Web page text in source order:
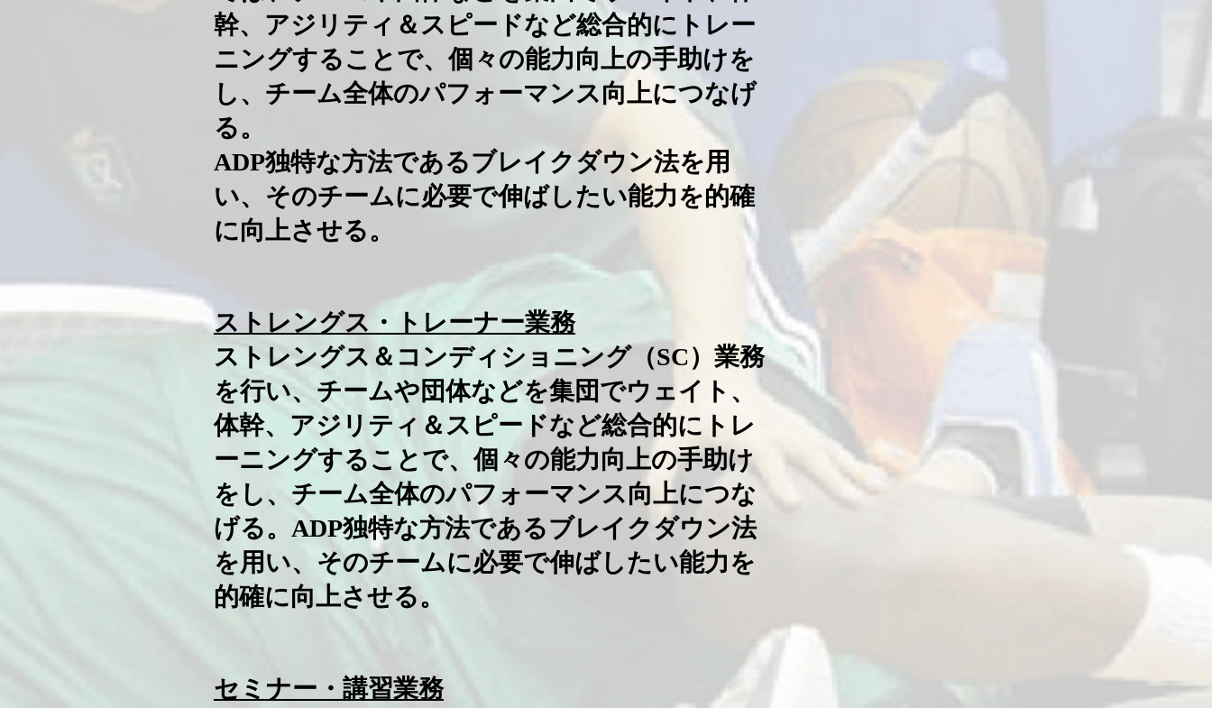
幹、アジリティ＆スピードなど総合的にトレー
ニングすることで、個々の能力向上の手助けを
し、チーム全体のパフォーマンス向上につなげ
る。
ADP独特な方法であるブレイクダウン法を用
い、そのチームに必要で伸ばしたい能力を的確
に向上させる。
ストレングス・トレーナー業務
ストレングス＆コンディショニング（SC）業務
を行い、チームや団体などを集団でウェイト、
体幹、アジリティ＆スピードなど総合的にトレ
ーニングすることで、個々の能力向上の手助け
をし、チーム全体のパフォーマンス向上につな
げる。ADP独特な方法であるブレイクダウン法
を用い、そのチームに必要で伸ばしたい能力を
的確に向上させる。
セミナー・講習業務